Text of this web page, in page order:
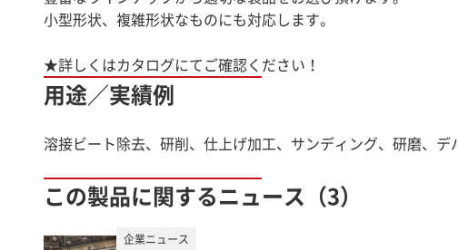
小型形状、複雑形状なものにも対応します。
用途／実績例
溶接ビート除去、研削、仕上げ加工、サンディング、研磨、
この製品に関するニュース（3）
企業ニュース